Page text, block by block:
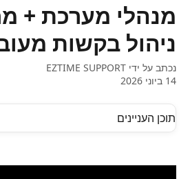
מנהלי מערכת +
ניהול בקשות
נכתב על ידי EZTIME SUPPORT
14 ביוני 2026
תוכן העניינים